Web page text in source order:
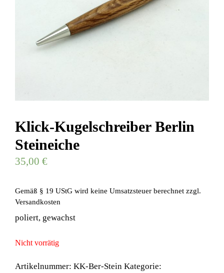
Klick-Kugelschreiber Berlin
Steineiche
35,00 €
Gemäß § 19 UStG wird keine Umsatzsteuer berechnet zzgl.
Versandkosten
poliert, gewachst
Nicht vorrätig
Artikelnummer: KK-Ber-Stein Kategorie: